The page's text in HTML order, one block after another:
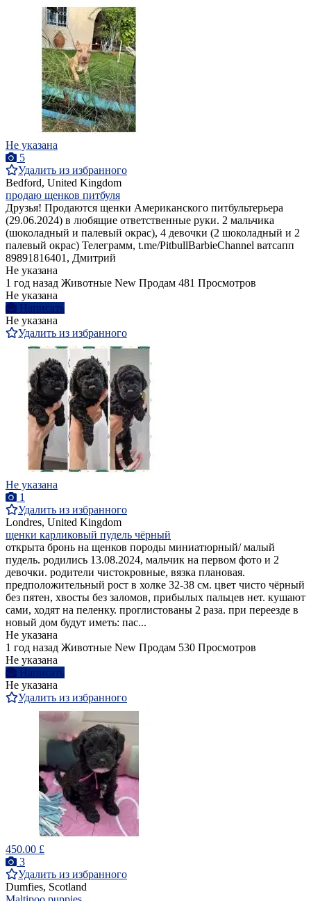
Не указана
5
Удалить из избранного
Bedford, United Kingdom
продаю щенков питбуля
Друзья! Продаются щенки Американского питбультерьера
(29.06.2024) в любящие ответственные руки. 2 мальчика
(шоколадный и палевый окрас), 4 девочки (2 шоколадный и 2
палевый окрас) Телеграмм, t.me/PitbullBarbieChannel ватсапп
89891816401, Дмитрий
Не указана
1 год назад Животные New Продам 481 Просмотров
Не указана
Написать
Не указана
Удалить из избранного
Не указана
1
Удалить из избранного
Londres, United Kingdom
щенки карликовый пудель чёрный
открыта бронь на щенков породы миниатюрный/ малый
пудель. родились 13.08.2024, мальчик на первом фото и 2
девочки. родители чистокровные, вязка плановая.
предположительный рост в холке 32-38 см. цвет чисто чёрный
без пятен, хвосты без заломов, прибылых пальцев нет. кушают
сами, ходят на пеленку. проглистованы 2 раза. при переезде в
новый дом будут иметь: пас...
Не указана
1 год назад Животные New Продам 530 Просмотров
Не указана
Написать
Не указана
Удалить из избранного
450.00 £
3
Удалить из избранного
Dumfies, Scotland